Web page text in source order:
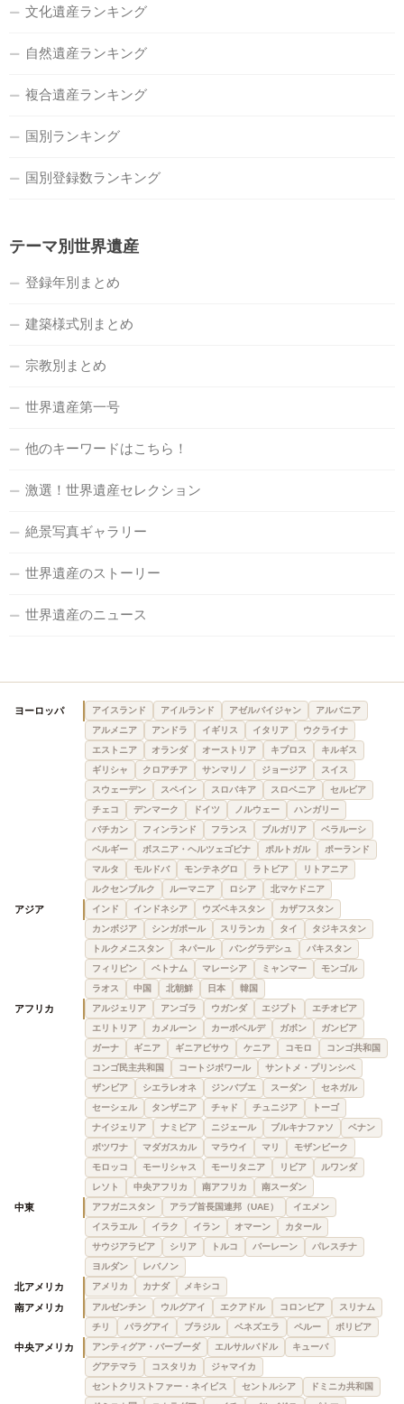
文化遺産ランキング
自然遺産ランキング
複合遺産ランキング
国別ランキング
国別登録数ランキング
テーマ別世界遺産
登録年別まとめ
建築様式別まとめ
宗教別まとめ
世界遺産第一号
他のキーワードはこちら！
激選！世界遺産セレクション
絶景写真ギャラリー
世界遺産のストーリー
世界遺産のニュース
ヨーロッパ アイスランド アイルランド アゼルバイジャン
アルバニア
アルメニア
アンドラ イギリス イタリア
ウクライナ
エストニア
オランダ オーストリア キプロス
キルギス
ギリシャ
クロアチア サンマリノ ジョージア
スイス
スウェーデン
スペイン スロバキア スロベニア
セルビア
チェコ
デンマーク ドイツ ノルウェー
ハンガリー
バチカン
フィンランド フランス ブルガリア
ベラルーシ
ベルギー
ボスニア・ヘルツェゴビナ ポルトガル
ポーランド
マルタ
モルドバ モンテネグロ ラトビア
リトアニア
ルクセンブルク
ルーマニア ロシア 北マケドニア
アジア インド インドネシア ウズベキスタン
カザフスタン
カンボジア
シンガポール スリランカ タイ
タジキスタン
トルクメニスタン
ネパール バングラデシュ
パキスタン
フィリピン
ベトナム マレーシア ミャンマー
モンゴル
ラオス
中国 北朝鮮 日本 韓国
アフリカ アルジェリア アンゴラ ウガンダ エジプト
エチオピア
エリトリア
カメルーン カーボベルデ ガボン
ガンビア
ガーナ
ギニア ギニアビサウ ケニア コモロ
コンゴ共和国
コンゴ民主共和国
コートジボワール
サントメ・プリンシペ
ザンビア
シエラレオネ ジンバブエ スーダン
セネガル
セーシェル
タンザニア チャド チュニジア
トーゴ
ナイジェリア
ナミビア ニジェール ブルキナファソ
ベナン
ボツワナ
マダガスカル マラウイ マリ
モザンビーク
モロッコ
モーリシャス モーリタニア リビア
ルワンダ
レソト
中央アフリカ 南アフリカ 南スーダン
中東 アフガニスタン アラブ首長国連邦（UAE）
イエメン
イスラエル
イラク イラン オマーン
カタール
サウジアラビア
シリア トルコ バーレーン
パレスチナ
ヨルダン
レバノン
北アメリカ アメリカ カナダ メキシコ
南アメリカ アルゼンチン ウルグアイ エクアドル コロンビア
スリナム
チリ
パラグアイ ブラジル ベネズエラ ペルー ボリビア
中央アメリカ アンティグア・バーブーダ エルサルバドル
キューバ
グアテマラ
コスタリカ
ジャマイカ
セントクリストファー・ネイビス
セントルシア
ドミニカ共和国